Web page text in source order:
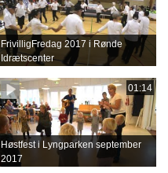
FrivilligFredag 2017 i Rønde
Idrætscenter
01:14
Høstfest i Lyngparken september
2017